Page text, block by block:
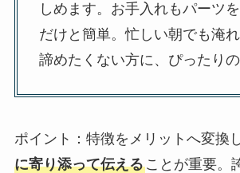
しめます。お手入れもパーツ
だけと簡単。忙しい朝でも淹
諦めたくない方に、ぴったりの
ポイント：特徴をメリットへ変換し
に寄り添って伝えることが重要。